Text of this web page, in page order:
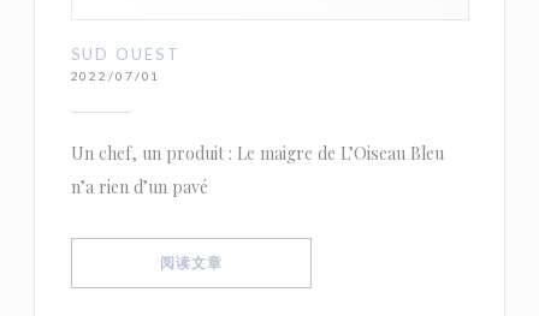
SUD OUEST
2022/07/01
Un chef, un produit : Le maigre de L’Oiseau Bleu
n’a rien d’un pavé
阅读文章((在新窗口中打开))